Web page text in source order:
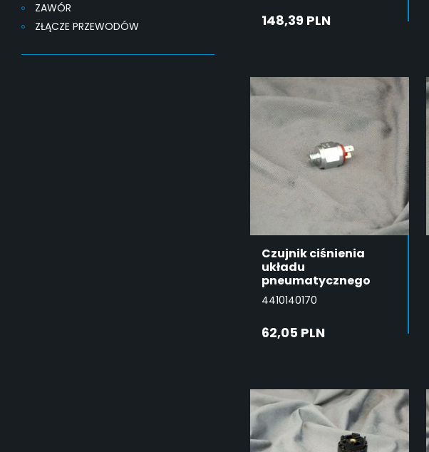
ZAWÓR
ZŁĄCZE PRZEWODÓW
148,39 PLN
KOSZYKA
Czujnik ciśnienia
układu
pneumatycznego
4410140170
62,05 PLN
KOSZYKA